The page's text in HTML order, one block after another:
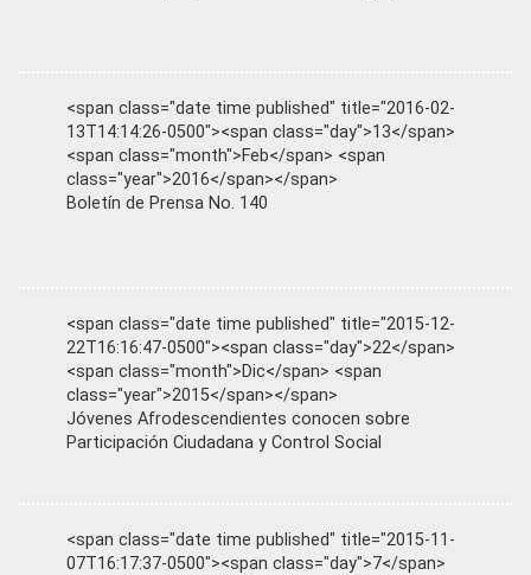
<span class="date time published" title="2016-02-
13T14:14:26-0500"><span class="day">13</span>
<span class="month">Feb</span> <span
class="year">2016</span></span>
Boletín de Prensa No. 140
<span class="date time published" title="2015-12-
22T16:16:47-0500"><span class="day">22</span>
<span class="month">Dic</span> <span
class="year">2015</span></span>
Jóvenes Afrodescendientes conocen sobre
Participación Ciudadana y Control Social
<span class="date time published" title="2015-11-
07T16:17:37-0500"><span class="day">7</span>